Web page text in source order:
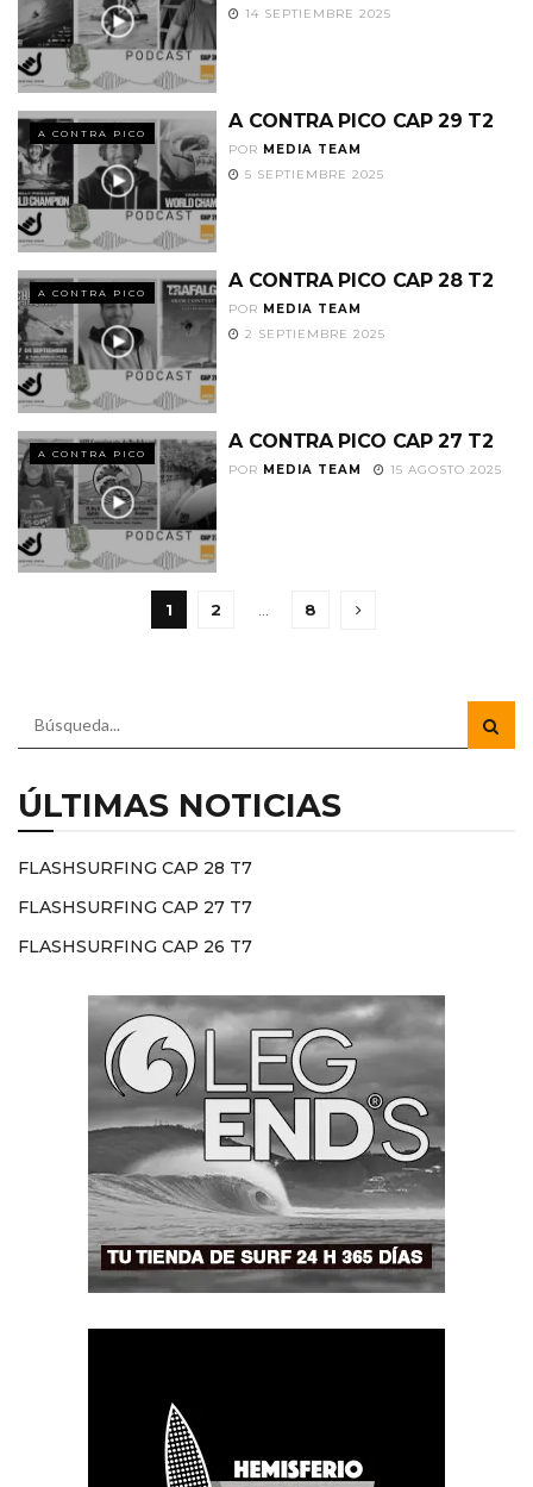
14 SEPTIEMBRE 2025
A CONTRA PICO
A CONTRA PICO CAP 29 T2
POR MEDIA TEAM
5 SEPTIEMBRE 2025
A CONTRA PICO
A CONTRA PICO CAP 28 T2
POR MEDIA TEAM
2 SEPTIEMBRE 2025
A CONTRA PICO
A CONTRA PICO CAP 27 T2
POR MEDIA TEAM 15 AGOSTO 2025
1 2 … 8
ÚLTIMAS NOTICIAS
FLASHSURFING CAP 28 T7
FLASHSURFING CAP 27 T7
FLASHSURFING CAP 26 T7